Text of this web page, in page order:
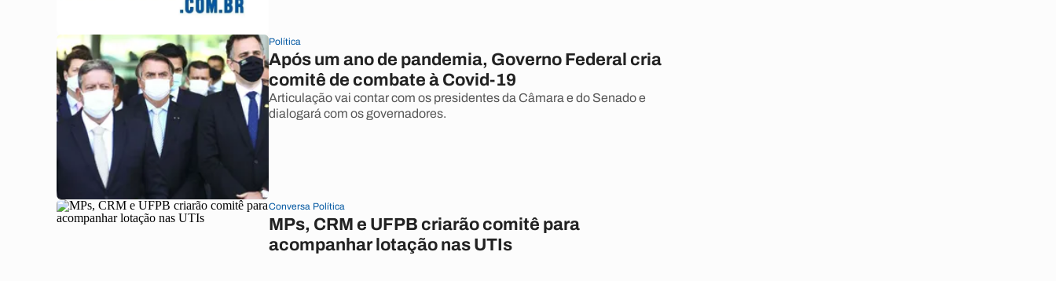
Política
Após um ano de pandemia, Governo Federal cria
comitê de combate à Covid-19
Articulação vai contar com os presidentes da Câmara e do Senado e
dialogará com os governadores.
Conversa Política
MPs, CRM e UFPB criarão comitê para
acompanhar lotação nas UTIs